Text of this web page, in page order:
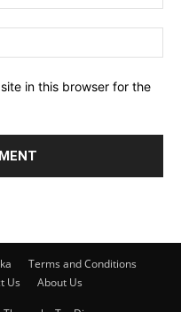
in this browser for the
Terms and Conditions
Us About Us